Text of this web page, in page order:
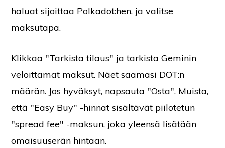
haluat sijoittaa Polkadot:hen, ja valitse
maksutapa.
Klikkaa "Tarkista tilaus" ja tarkista Geminin
veloittamat maksut. Näet saamasi DOT:n
määrän. Jos hyväksyt, napsauta "Osta". Muista,
että "Easy Buy" -hinnat sisältävät piilotetun
"spread fee" -maksun, joka yleensä lisätään
omaisuuserän hintaan.